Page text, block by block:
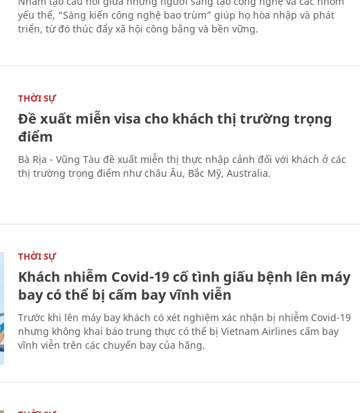
yếu thế, “Sáng kiến công nghệ bao trùm” giúp họ hòa nhập và phát
triển, từ đó thúc đẩy xã hội công bằng và bền vững.
THỜI SỰ
Đề xuất miễn visa cho khách thị trường trọng
điểm
Bà Rịa - Vũng Tàu đề xuất miễn thị thực nhập cảnh đối với khách ở các
thị trường trọng điểm như châu Âu, Bắc Mỹ, Australia.
THỜI SỰ
Khách nhiễm Covid-19 cố tình giấu bệnh lên máy
bay có thể bị cấm bay vĩnh viễn
Trước khi lên máy bay khách có xét nghiệm xác nhận bị nhiễm Covid-19
nhưng không khai báo trung thực có thể bị Vietnam Airlines cấm bay
vĩnh viễn trên các chuyến bay của hãng.